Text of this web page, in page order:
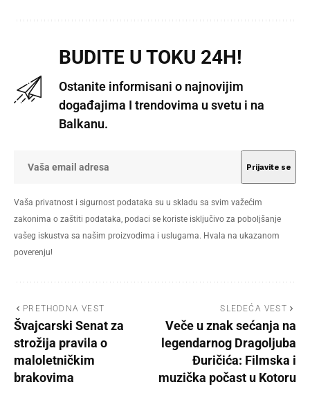
BUDITE U TOKU 24H!
Ostanite informisani o najnovijim
događajima I trendovima u svetu i na
Balkanu.
Vaša privatnost i sigurnost podataka su u skladu sa svim važećim
zakonima o zaštiti podataka, podaci se koriste isključivo za poboljšanje
vašeg iskustva sa našim proizvodima i uslugama. Hvala na ukazanom
poverenju!
PRETHODNA VEST
Švajcarski Senat za
strožija pravila o
maloletničkim
brakovima
SLEDEĆA VEST
Veče u znak sećanja na
legendarnog Dragoljuba
Đuričića: Filmska i
muzička počast u Kotoru